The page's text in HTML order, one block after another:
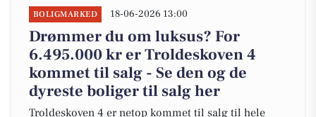
BOLIGMARKED 18-06-2026 13:00
Drømmer du om luksus? For
6.495.000 kr er Troldeskoven 4
kommet til salg - Se den og de
dyreste boliger til salg her
Troldeskoven 4 er netop kommet til salg til hele